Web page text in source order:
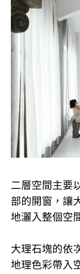
二層空間主要
部的開窗，讓
地灑入整個空
大理石塊的依
地理色彩帶入